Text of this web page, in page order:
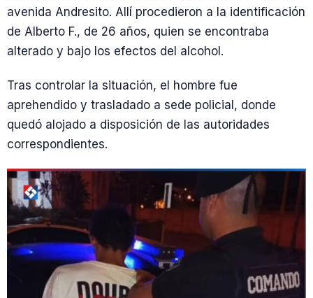
avenida Andresito. Allí procedieron a la identificación
de Alberto F., de 26 años, quien se encontraba
alterado y bajo los efectos del alcohol.
Tras controlar la situación, el hombre fue
aprehendido y trasladado a sede policial, donde
quedó alojado a disposición de las autoridades
correspondientes.